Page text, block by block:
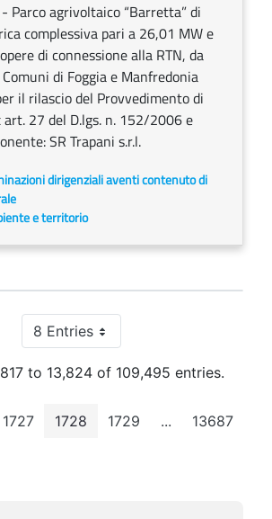
Parco agrivoltaico “Barretta” di
complessiva pari a 26,01 MW e
di connessione alla RTN, da
di Foggia e Manfredonia
il rilascio del Provvedimento di
art. 27 del D.lgs. n. 152/2006 e
SR Trapani s.r.l.
dirigenziali aventi contenuto di
e territorio
8 EntriesPer Page
to 13,824 of 109,495 entries.
Pages
Page
1727 Page
1728 Page
1729 ...Intermediate
Page
13687